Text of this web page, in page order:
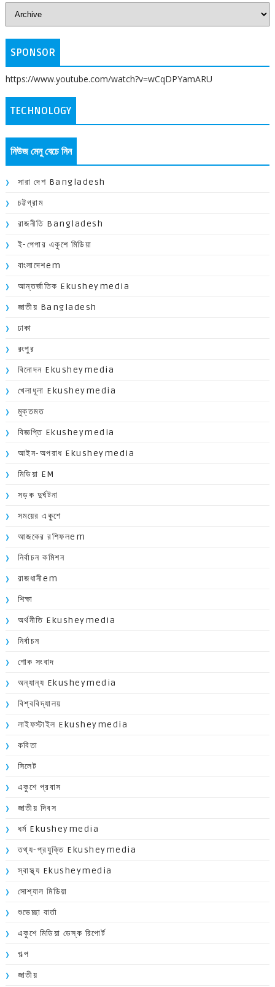
SPONSOR
https://www.youtube.com/watch?v=wCqDPYamARU
TECHNOLOGY
নিউজ মেনু বেচে নিন
সারা দেশ Bangladesh
চট্টগ্রাম
রাজনীতি Bangladesh
ই-পেপার একুশে মিডিয়া
বাংলাদেশem
আন্তর্জাতিক Ekusheymedia
জাতীয় Bangladesh
ঢাকা
রংপুর
বিনোদন Ekusheymedia
খেলাধূলা Ekusheymedia
মুক্তমত
বিজ্ঞপ্তি Ekusheymedia
আইন-অপরাধ Ekusheymedia
মিডিয়া EM
সড়ক দুর্ঘটনা
সময়ের একুশে
আজকের রশিফলem
নির্বাচন কমিশন
রাজধানীem
শিক্ষা
অর্থনীতি Ekusheymedia
নির্বাচন
শোক সংবাদ
অন্যান্য Ekusheymedia
বিশ্ববিদ্যালয়
লাইফস্টাইল Ekusheymedia
কবিতা
সিলেট
একুশে প্রবাস
জাতীয় দিবস
ধর্ম Ekusheymedia
তথ্য-প্রযুক্তি Ekusheymedia
স্বাস্থ্য Ekusheymedia
সোশ্যাল মিডিয়া
শুভেচ্ছা বার্তা
একুশে মিডিয়া ডেস্ক রিপোর্ট
গল্প
জাতীয়